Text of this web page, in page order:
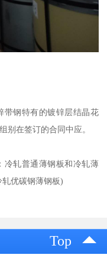
带钢特有的镀锌层结晶花
别在签订的合同中应。
冷轧普通薄钢板和冷轧薄
优碳钢薄钢板)
Top